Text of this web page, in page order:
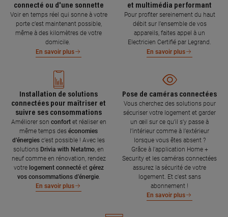
connecté ou d'une sonnette
Voir en temps réel qui sonne à votre
porte c’est maintenant possible,
même à des kilomètres de votre
domicile.
En savoir plus
et multimédia performant
Pour profiter sereinement du haut
débit sur l’ensemble de vos
appareils, faites appel à un
Electricien Certifié par Legrand.
En savoir plus
Installation de solutions
connectées pour maîtriser et
suivre ses consommations
Améliorer son confort et réaliser en
même temps des économies
d’énergies c’est possible ! Avec les
solutions Drivia with Netatmo , en
neuf comme en rénovation, rendez
votre logement connecté et gérez
vos consommations d’énergie.
En savoir plus
Pose de caméras connectées
Vous cherchez des solutions pour
sécuriser votre logement et garder
un œil sur ce qu’il s’y passe à
l’intérieur comme à l’extérieur
lorsque vous êtes absent ?
Grâce à l'application Home +
Security et les caméras connectées
assurez la sécurité de votre
logement. Et c'est sans
abonnement !
En savoir plus